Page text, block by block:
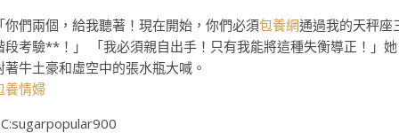
你們兩個，給我聽著！現在開始，你們必須包養網通過我的天秤座
段考驗**！」 「我必須親自出手！只有我能將這種失衡導正！」她
著牛土豪和虛空中的張水瓶大喊。
養情婦